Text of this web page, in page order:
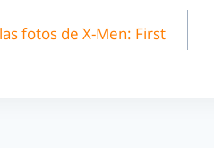
fotos de X-Men: First